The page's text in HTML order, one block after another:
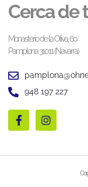
Cerca de
Monasterio de la Oliva, 60
Pamplona 31011 (Navarra)
948 197 227